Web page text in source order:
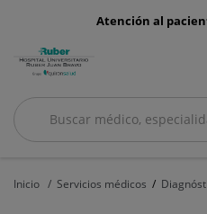
menu-
Atención al
Buscar
Buscar
Inicio Servicios médicos